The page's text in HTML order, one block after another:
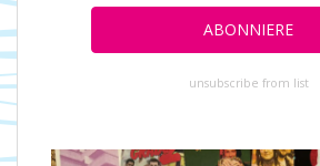
unsubscribe from list